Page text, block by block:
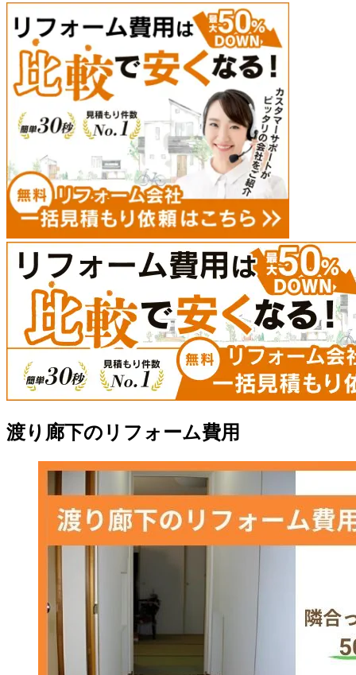
渡り廊下のリフォーム費用